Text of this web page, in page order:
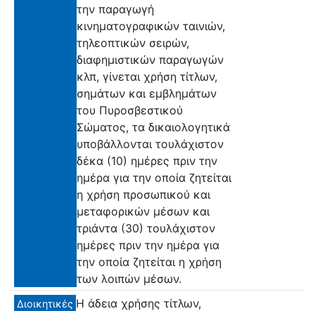
την παραγωγή
κινηματογραφικών ταινιών,
τηλεοπτικών σειρών,
διαφημιστικών παραγωγών
κλπ, γίνεται χρήση τίτλων,
σημάτων και εμβλημάτων
του Πυροσβεστικού
Σώματος, τα δικαιολογητικά
υποβάλλονται τουλάχιστον
δέκα (10) ημέρες πριν την
ημέρα για την οποία ζητείται
η χρήση προσωπικού και
μεταφορικών μέσων και
τριάντα (30) τουλάχιστον
ημέρες πριν την ημέρα για
την οποία ζητείται η χρήση
των λοιπών μέσων.
Διοικητικές Η άδεια χρήσης τίτλων,